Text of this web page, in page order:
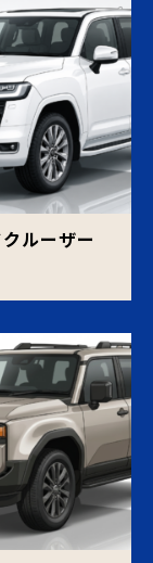
ルーザー